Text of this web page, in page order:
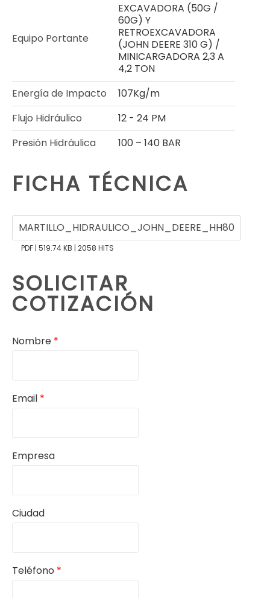
Equipo Portante
EXCAVADORA (50G /
60G) Y
RETROEXCAVADORA
(JOHN DEERE 310 G) /
MINICARGADORA 2,3 A
4,2 TON
Energía de Impacto
107Kg/m
Flujo Hidráulico
12 - 24 PM
Presión Hidráulica
100 – 140 BAR
FICHA TÉCNICA
MARTILLO_HIDRAULICO_JOHN_DEERE_HH80
PDF | 519.74 KB | 2058 HITS
SOLICITAR
COTIZACIÓN
Nombre *
Email *
Empresa
Ciudad
Teléfono *